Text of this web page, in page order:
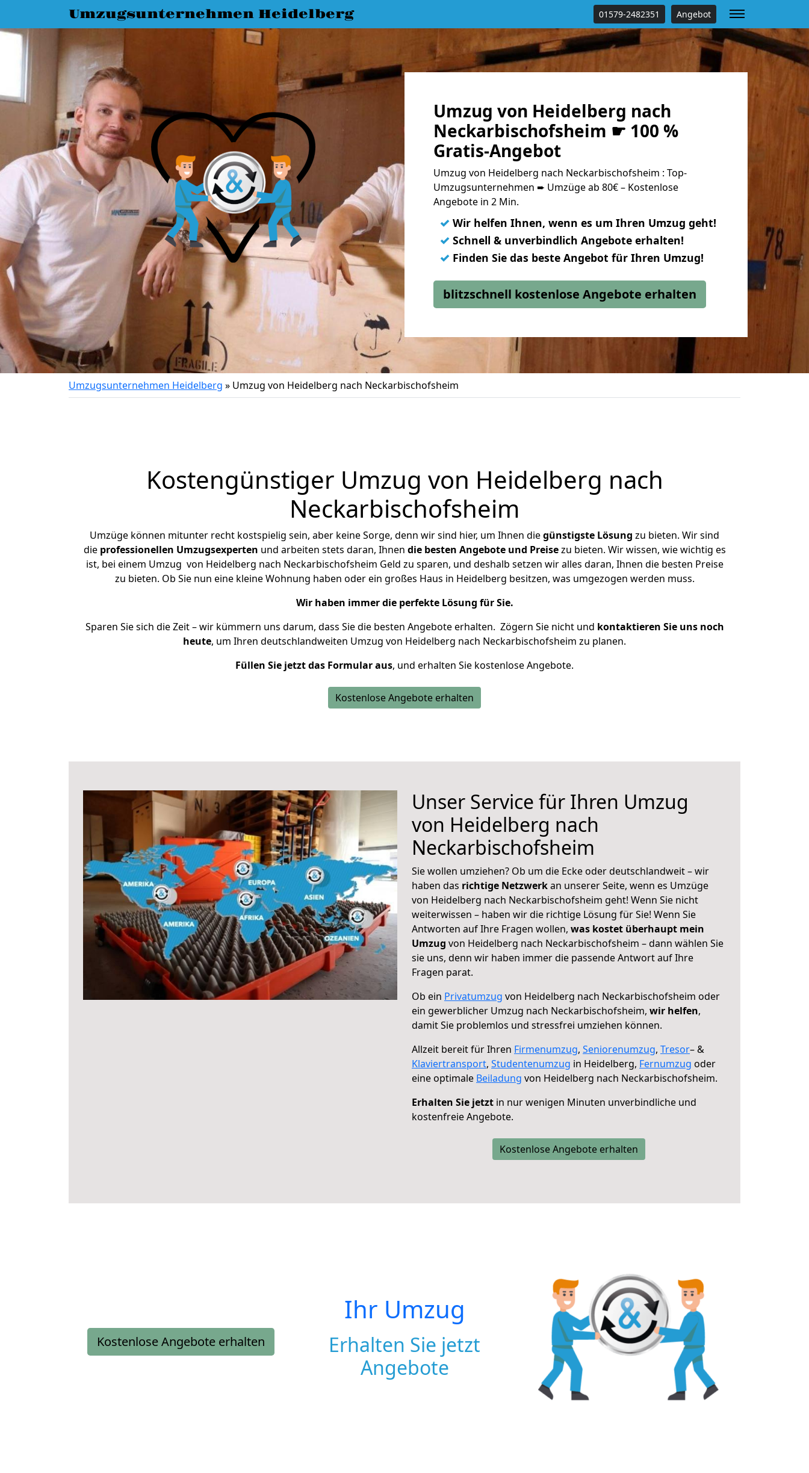
Umzugsunternehmen Heidelberg 01579-2482351 Angebot
Umzug von Heidelberg nach
Neckarbischofsheim ☛ 100 %
Gratis-Angebot
Umzug von Heidelberg nach Neckarbischofsheim : Top-
Umzugsunternehmen ➨ Umzüge ab 80€ – Kostenlose
Angebote in 2 Min.
✓ Wir helfen Ihnen, wenn es um Ihren Umzug geht!
✓ Schnell & unverbindlich Angebote erhalten!
✓ Finden Sie das beste Angebot für Ihren Umzug!
blitzschnell kostenlose Angebote erhalten
Umzugsunternehmen Heidelberg » Umzug von Heidelberg nach Neckarbischofsheim
Kostengünstiger Umzug von Heidelberg nach
Neckarbischofsheim
Umzüge können mitunter recht kostspielig sein, aber keine Sorge, denn wir sind hier, um Ihnen diegünstigste Lösung zu bieten. Wir sind
die professionellen Umzugsexperten und arbeiten stets daran, Ihnen die besten Angebote und Preisezu bieten. Wir wissen, wie wichtig es
ist, bei einem Umzug von Heidelberg nach Neckarbischofsheim Geld zu sparen, und deshalb setzen wir alles daran, Ihnen die besten Preise
zu bieten. Ob Sie nun eine kleine Wohnung haben oder ein großes Haus in Heidelberg besitzen, was umgezogen werden muss.
Wir haben immer die perfekte Lösung für Sie.
Sparen Sie sich die Zeit – wir kümmern uns darum, dass Sie die besten Angebote erhalten. Zögern Sie nicht und kontaktieren Sie uns noch
heute, um Ihren deutschlandweiten Umzug von Heidelberg nach Neckarbischofsheim zu planen.
Füllen Sie jetzt das Formular aus, und erhalten Sie kostenlose Angebote.
Kostenlose Angebote erhalten
Unser Service für Ihren Umzug
von Heidelberg nach
Neckarbischofsheim
Sie wollen umziehen? Ob um die Ecke oder deutschlandweit – wir
haben das richtige Netzwerkan unserer Seite, wenn es Umzüge
von Heidelberg nach Neckarbischofsheim geht! Wenn Sie nicht
weiterwissen – haben wir die richtige Lösung für Sie! Wenn Sie
Antworten auf Ihre Fragen wollen, was kostet überhaupt mein
Umzug von Heidelberg nach Neckarbischofsheim – dann wählen Sie
sie uns, denn wir haben immer die passende Antwort auf Ihre
Fragen parat.
Ob ein Privatumzug von Heidelberg nach Neckarbischofsheim oder
ein gewerblicher Umzug nach Neckarbischofsheim, wir helfen,
damit Sie problemlos und stressfrei umziehen können.
Allzeit bereit für Ihren Firmenumzug, Seniorenumzug, Tresor– &
Klaviertransport, Studentenumzug in Heidelberg, Fernumzug oder
eine optimale Beiladung von Heidelberg nach Neckarbischofsheim.
Erhalten Sie jetzt in nur wenigen Minuten unverbindliche und
kostenfreie Angebote.
Kostenlose Angebote erhalten
Kostenlose Angebote erhalten
Ihr Umzug
Erhalten Sie jetzt
Angebote